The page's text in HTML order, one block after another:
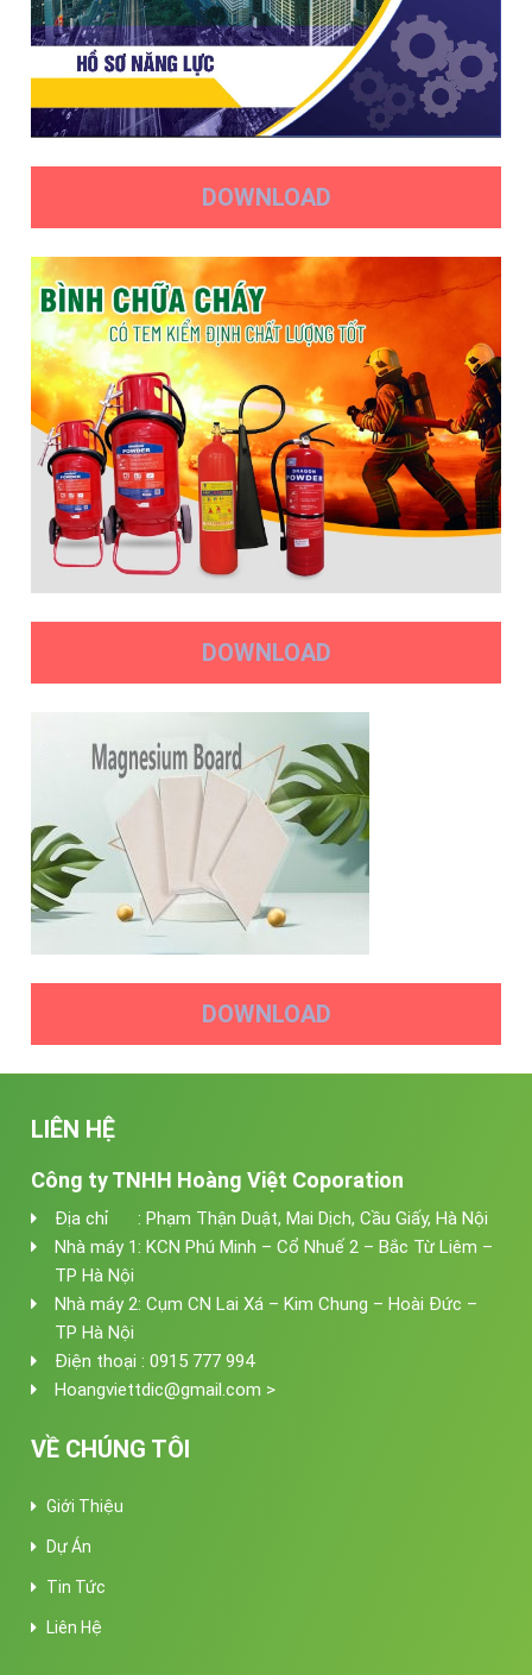
DOWNLOAD
DOWNLOAD
DOWNLOAD
LIÊN HỆ
Công ty TNHH Hoàng Việt Coporation
Địa chỉ : Phạm Thận Duật, Mai Dịch, Cầu Giấy, Hà Nội
Nhà máy 1: KCN Phú Minh – Cổ Nhuế 2 – Bắc Từ Liêm –
TP Hà Nội
Nhà máy 2: Cụm CN Lai Xá – Kim Chung – Hoài Đức –
TP Hà Nội
Điện thoại : 0915 777 994
Hoangviettdic@gmail.com >
VỀ CHÚNG TÔI
Giới Thiệu
Dự Án
Tin Tức
Liên Hệ